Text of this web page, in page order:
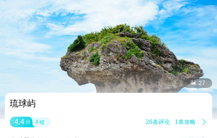
 27
琉球屿
4.4 分 不错 26条评论 1条攻略 